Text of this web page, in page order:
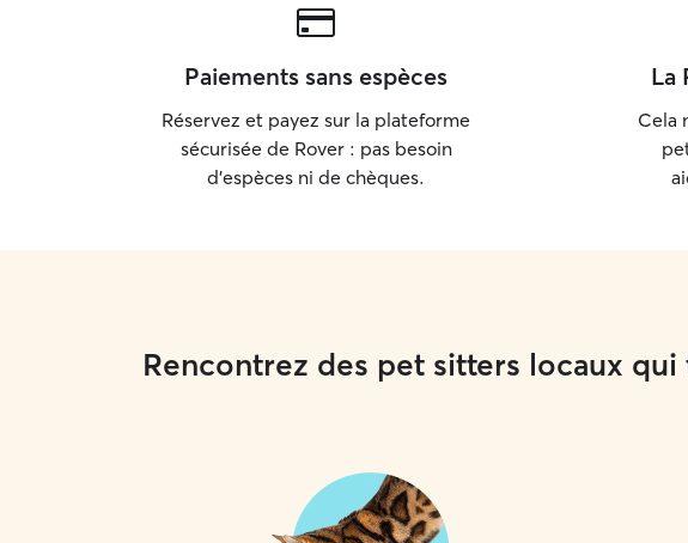
Paiements sans espèces
Réservez et payez sur la plateforme
sécurisée de Rover : pas besoin
d'espèces ni de chèques.
La
Cela
Rencontrez des pet sitters locaux